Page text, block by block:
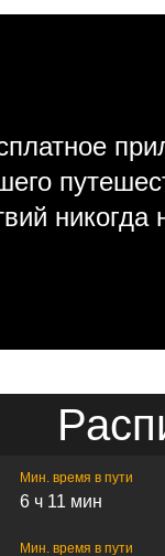
Мин. время в пути
6 ч 11 мин
Мин. время в пути